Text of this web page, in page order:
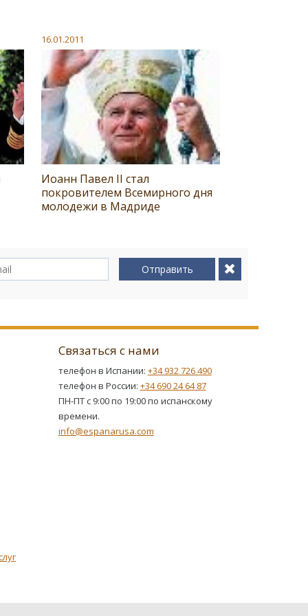
16.01.2011
Иоанн Павел II стал
покровителем Всемирного дня
молодежи в Мадриде
Отправить
Связаться с нами
телефон в Испании: +34 932 726 490
телефон в России: +34 690 24 64 87
ПН-ПТ с 9:00 по 19:00 по испанскому
времени.
info@espanarusa.com